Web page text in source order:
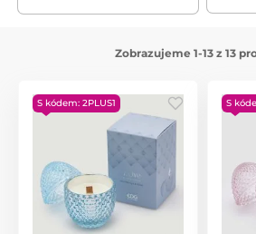
Zobrazujeme 1-13 z 13
S kódem: 2PLUS1 S